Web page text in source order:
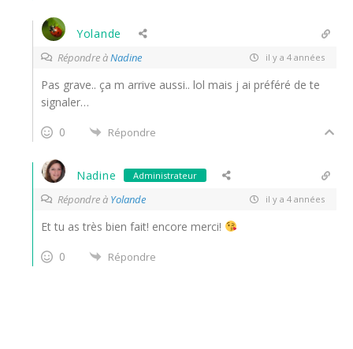
Yolande
Répondre àNadine il y a 4 années
Pas grave.. ça m arrive aussi.. lol mais j ai préféré de te
signaler…
0
Répondre
Nadine Administrateur
Répondre à Yolande il y a 4 années
Et tu as très bien fait! encore merci!
0
Répondre